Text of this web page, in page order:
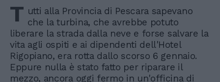
T utti alla Provincia di Pescara sapevano
che la turbina, che avrebbe potuto
liberare la strada dalla neve e forse salvare la
vita agli ospiti e ai dipendenti dell'Hotel
Rigopiano, era rotta dallo scorso 6 gennaio.
Eppure nulla è stato fatto per riparare il
mezzo, ancora oggi fermo in un'officina di